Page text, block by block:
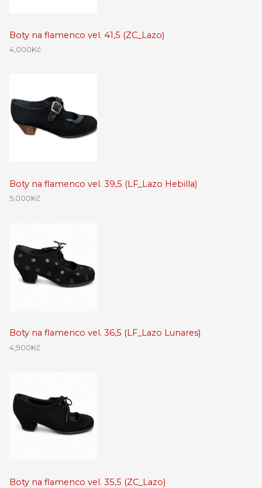
Boty na flamenco vel. 41,5 (ZC_Lazo)
4,000Kč
Boty na flamenco vel. 39,5 (LF_Lazo Hebilla)
5,000Kč
Boty na flamenco vel. 36,5 (LF_Lazo Lunares)
4,900Kč
Boty na flamenco vel. 35,5 (ZC_Lazo)